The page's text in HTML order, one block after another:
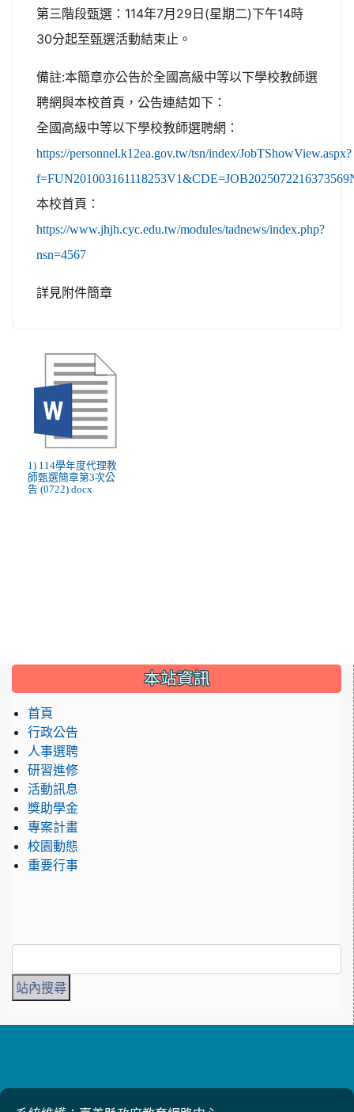
第三階段甄選：114年7月29日(星期二)下午14時
30分起至甄選活動結束止。
備註:本簡章亦公告於全國高級中等以下學校教師選
聘網與本校首頁，公告連結如下：
全國高級中等以下學校教師選聘網：
https://personnel.k12ea.gov.tw/tsn/index/JobTShowView.aspx?
本校首頁：
https://www.jhjh.cyc.edu.tw/modules/tadnews/index.php?
nsn=4567
詳見附件簡章
1) 114學年度代理教
師甄選簡章第3次公
告 (0722).docx
::: 本站資訊
首頁
行政公告
人事選聘
研習進修
活動訊息
獎助學金
專案計畫
校園動態
重要行事